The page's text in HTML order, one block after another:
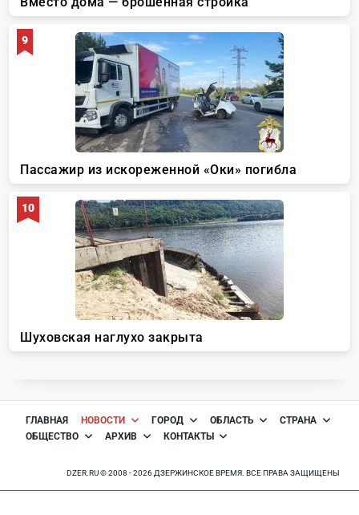
ГЛАВНАЯ НОВОСТИ ГОРОД ОБЛАСТЬ
СТРАНА
ОБЩЕСТВО
АРХИВ КОНТАКТЫ
DZER.RU © 2008 - 2026 ДЗЕРЖИНСКОЕ ВРЕМЯ. ВСЕ ПРАВА ЗАЩИЩЕНЫ